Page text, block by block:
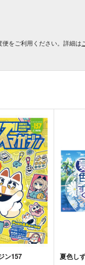
をご利用ください。詳細は
ン157
夏色し